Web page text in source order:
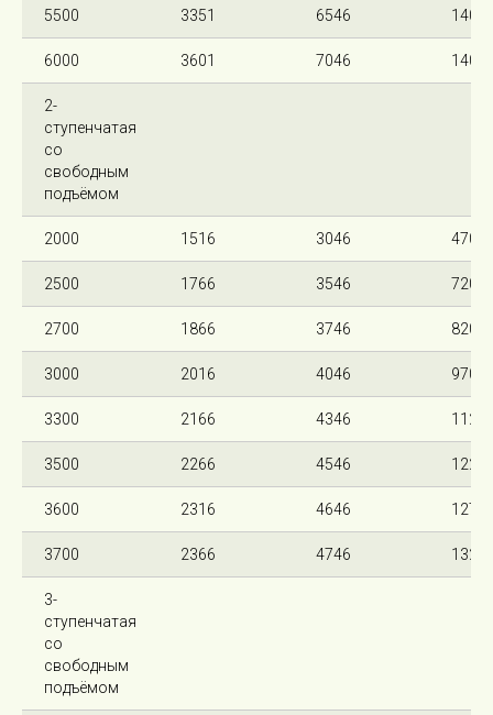
5500 3351 6546 140
6000 3601 7046 140
2-
ступенчатая
со
свободным
подъёмом
2000 1516 3046 470
2500 1766 3546 720
2700 1866 3746 820
3000 2016 4046 970
3300 2166 4346 1120
3500 2266 4546 1220
3600 2316 4646 1270
3700 2366 4746 1320
3-
ступенчатая
со
свободным
подъёмом